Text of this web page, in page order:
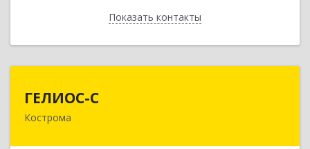
Показать контакты
Назад
ГЕЛИОС-С
Кострома
156026, Костромская обл, г.о. город Кострома,